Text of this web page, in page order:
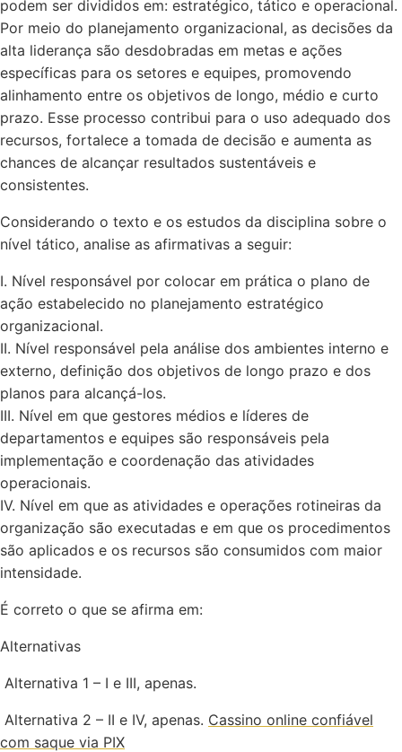
podem ser divididos em: estratégico, tático e operacional.
Por meio do planejamento organizacional, as decisões da
alta liderança são desdobradas em metas e ações
específicas para os setores e equipes, promovendo
alinhamento entre os objetivos de longo, médio e curto
prazo. Esse processo contribui para o uso adequado dos
recursos, fortalece a tomada de decisão e aumenta as
chances de alcançar resultados sustentáveis e
consistentes.
Considerando o texto e os estudos da disciplina sobre o
nível tático, analise as afirmativas a seguir:
I. Nível responsável por colocar em prática o plano de
ação estabelecido no planejamento estratégico
organizacional.
II. Nível responsável pela análise dos ambientes interno e
externo, definição dos objetivos de longo prazo e dos
planos para alcançá-los.
III. Nível em que gestores médios e líderes de
departamentos e equipes são responsáveis pela
implementação e coordenação das atividades
operacionais.
IV. Nível em que as atividades e operações rotineiras da
organização são executadas e em que os procedimentos
são aplicados e os recursos são consumidos com maior
intensidade.
É correto o que se afirma em:
Alternativas
Alternativa 1 – I e III, apenas.
Alternativa 2 – II e IV, apenas. Cassino online confiável
com saque via PIX